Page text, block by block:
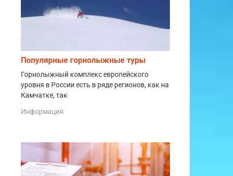
Популярные горнолыжные туры
Горнолыжный комплекс европейского
уровня в России есть в ряде регионов, как на
Камчатке, так
Информация